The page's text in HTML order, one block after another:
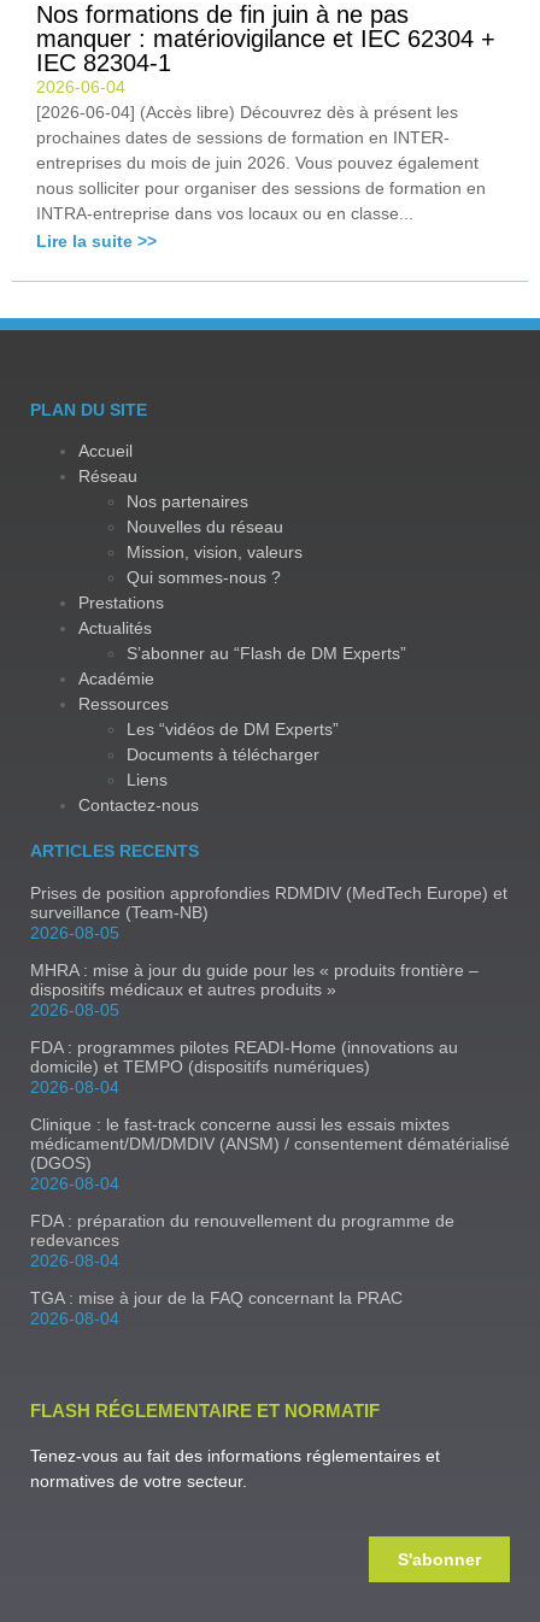
Nos formations de fin juin à ne pas
manquer : matériovigilance et IEC 62304 +
IEC 82304-1
2026-06-04
[2026-06-04] (Accès libre) Découvrez dès à présent les
prochaines dates de sessions de formation en INTER-
entreprises du mois de juin 2026. Vous pouvez également
nous solliciter pour organiser des sessions de formation en
INTRA-entreprise dans vos locaux ou en classe...
Lire la suite >>
PLAN DU SITE
Accueil
Réseau
Nos partenaires
Nouvelles du réseau
Mission, vision, valeurs
Qui sommes-nous ?
Prestations
Actualités
S’abonner au “Flash de DM Experts”
Académie
Ressources
Les “vidéos de DM Experts”
Documents à télécharger
Liens
Contactez-nous
ARTICLES RECENTS
Prises de position approfondies RDMDIV (MedTech Europe) et
surveillance (Team-NB)
2026-08-05
MHRA : mise à jour du guide pour les « produits frontière –
dispositifs médicaux et autres produits »
2026-08-05
FDA : programmes pilotes READI-Home (innovations au
domicile) et TEMPO (dispositifs numériques)
2026-08-04
Clinique : le fast-track concerne aussi les essais mixtes
médicament/DM/DMDIV (ANSM) / consentement dématérialisé
(DGOS)
2026-08-04
FDA : préparation du renouvellement du programme de
redevances
2026-08-04
TGA : mise à jour de la FAQ concernant la PRAC
2026-08-04
FLASH RÉGLEMENTAIRE ET NORMATIF
Tenez-vous au fait des informations réglementaires et
normatives de votre secteur.
S'abonner